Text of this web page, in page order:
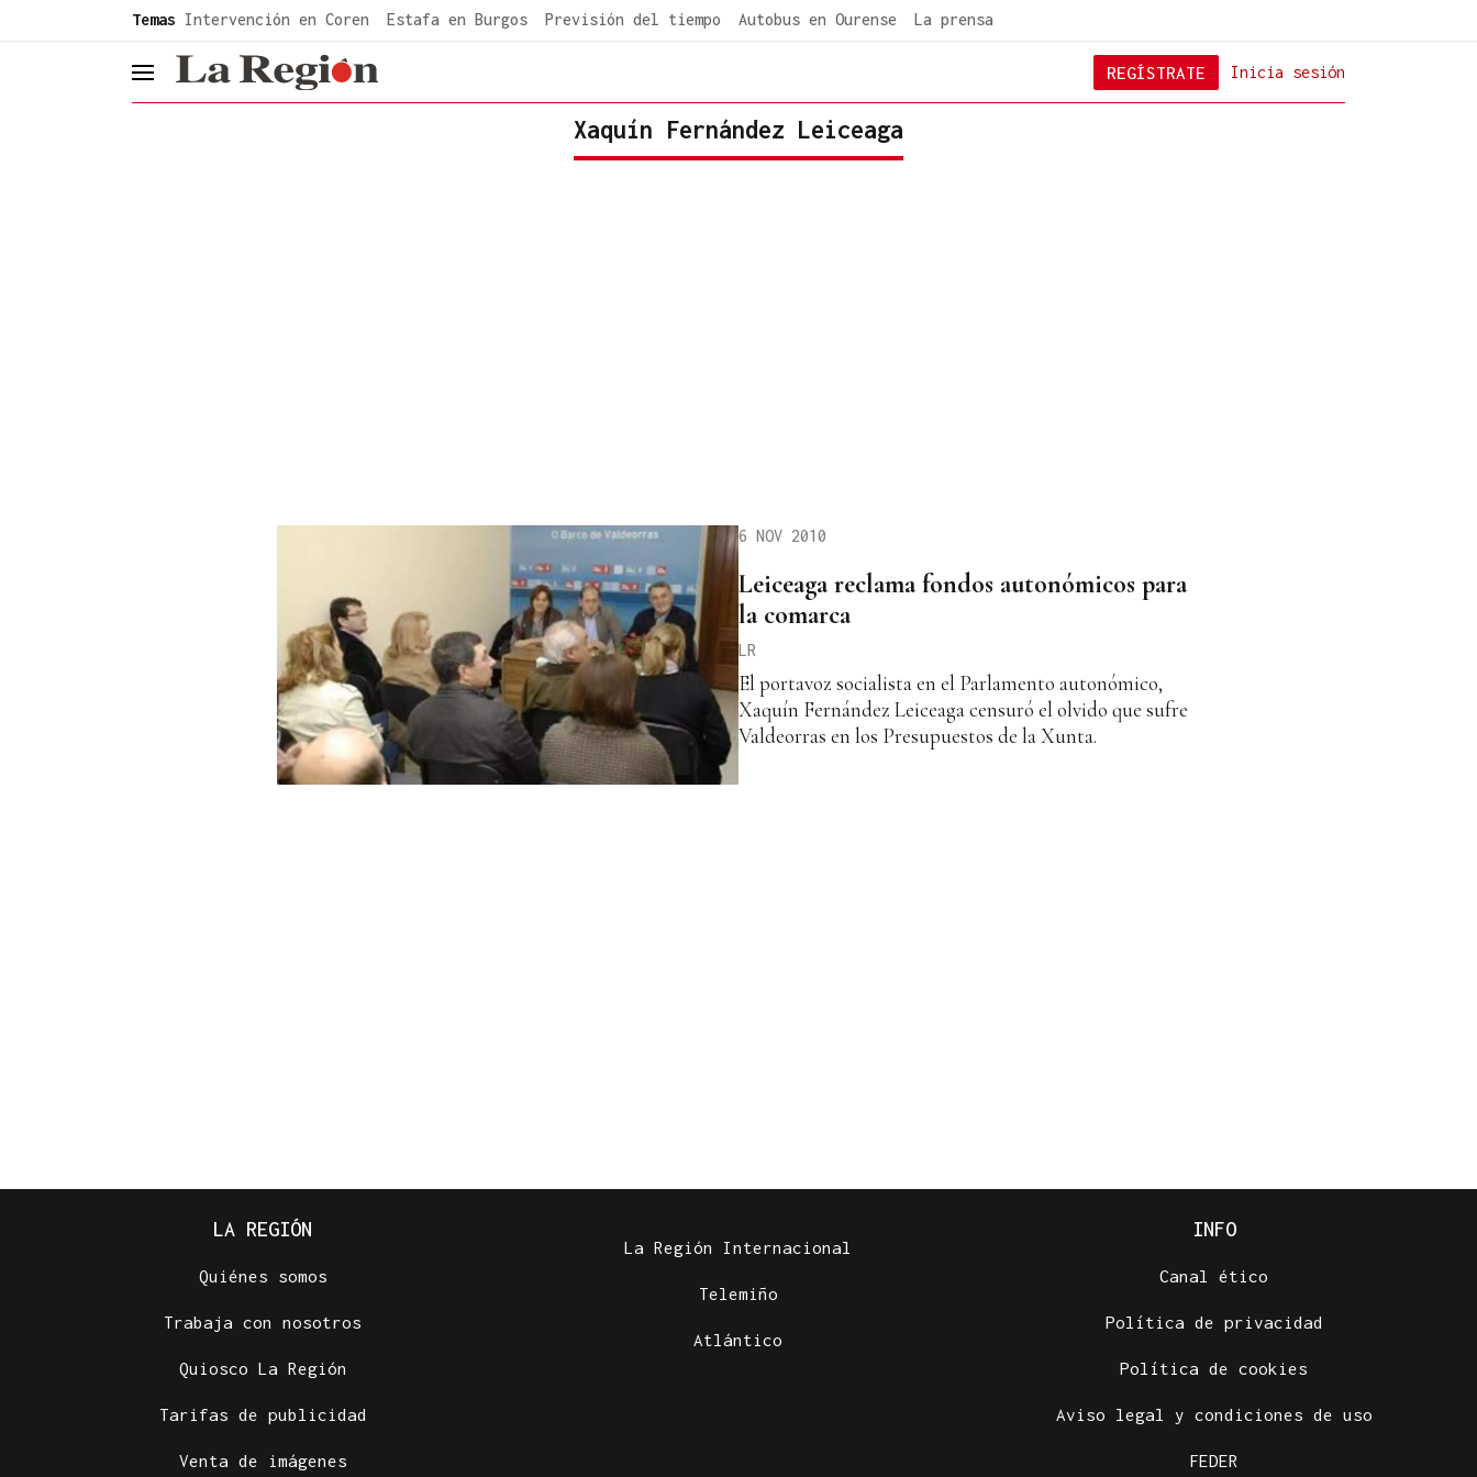
Temas Intervención en Coren Estafa en Burgos Previsión del tiempo Autobus en Ourense La prensa
header.menu.open Inicia sesión
REGÍSTRATE
Xaquín Fernández Leiceaga
6 NOV 2010
Leiceaga reclama fondos autonómicos para
la comarca
LR
El portavoz socialista en el Parlamento autonómico,
Xaquín Fernández Leiceaga censuró el olvido que sufre
Valdeorras en los Presupuestos de la Xunta.
LA REGIÓN
Quiénes somos
Trabaja con nosotros
Quiosco La Región
Tarifas de publicidad
Venta de imágenes
La Región Internacional
Telemiño
Atlántico
INFO
Canal ético
Política de privacidad
Política de cookies
Aviso legal y condiciones de uso
FEDER